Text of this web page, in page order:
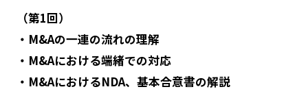
（第1回）
・M&Aの一連の流れの理解
・ M&Aにおける端緒での対応
・ M&AにおけるNDA、基本合意書の解説